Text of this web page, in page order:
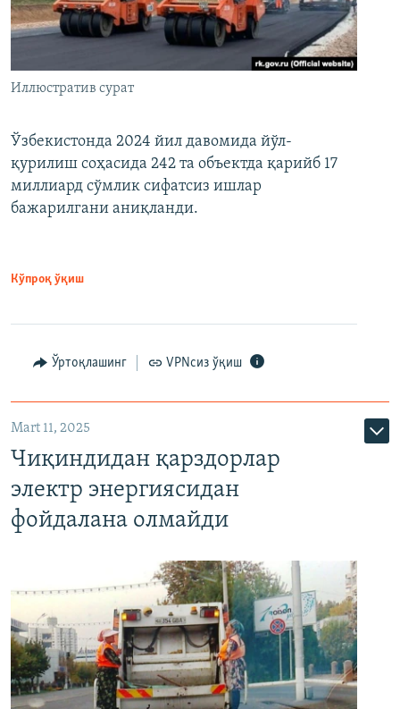
Иллюстратив сурат
Ўзбекистонда 2024 йил давомида йўл-
қурилиш соҳасида 242 та объектда қарийб 17
миллиард сўмлик сифатсиз ишлар
бажарилгани аниқланди.
Кўпроқ ўқиш
Ўртоқлашинг VPNсиз ўқиш
Mart 11, 2025
Чиқиндидан қарздорлар
электр энергиясидан
фойдалана олмайди